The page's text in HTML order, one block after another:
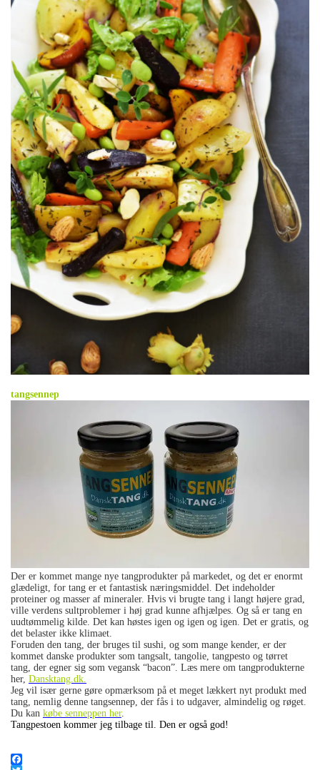
tangsennep
Der er kommet mange nye tangprodukter på markedet, og det er enormt
glædeligt, for tang er et fantastisk næringsmiddel. Det indeholder
proteiner og masser af mineraler. Hvis vi brugte tang i langt højere grad,
ville verdens sultproblemer i høj grad kunne afhjælpes. Og så er tang en
uudtømmelig kilde. Det kan høstes igen og igen og igen. Det er gratis, og
det belaster ikke klimaet.
Foruden den tang, der bruges til sushi, og som mange kender, er der
kommet danske produkter som tangsalt, tangolie, tangpesto og tørret
tang, der egner sig som vegansk “bacon”. Læs mere om tangprodukterne
her, Dansktang.dk.
Jeg vil især gerne gøre opmærksom på et meget lækkert nyt produkt med
tang, nemlig denne tangsennep, der fås i to udgaver, almindelig og røget.
Du kan købe senneppen her.
Tangpestoen kommer jeg tilbage til. Den er også god!